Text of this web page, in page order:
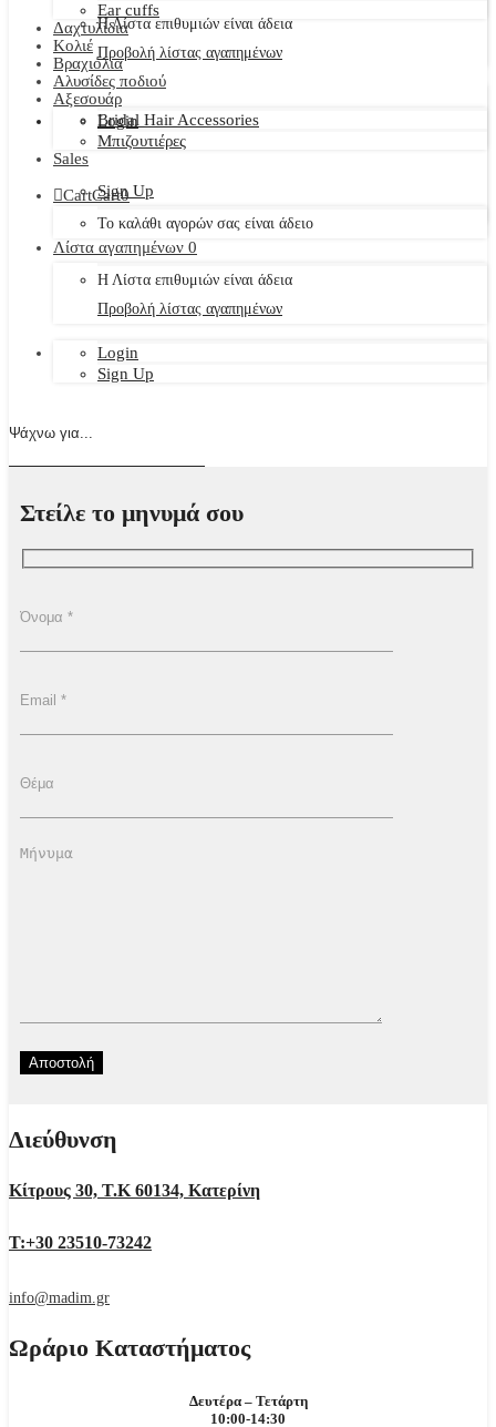
Η Λίστα επιθυμιών είναι άδεια
Προβολή λίστας αγαπημένων
Login
Sign Up
Ear cuffs
Δαχτυλίδια
Κολιέ
Βραχιόλια
Αλυσίδες ποδιού
Αξεσουάρ
Bridal Hair Accessories
Μπιζουτιέρες
Sales
CartCart0
Το καλάθι αγορών σας είναι άδειο
Λίστα αγαπημένων 0
Η Λίστα επιθυμιών είναι άδεια
Προβολή λίστας αγαπημένων
Login
Sign Up
Στείλε το μηνυμά σου
Διεύθυνση
Κίτρους 30, Τ.Κ 60134, Κατερίνη
Τ:+30 23510-73242
info@madim.gr
Ωράριο Καταστήματος
Δευτέρα – Τετάρτη
10:00-14:30